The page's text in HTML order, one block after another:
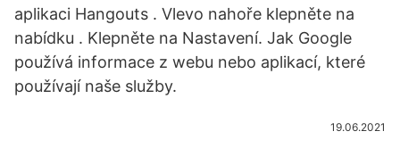
aplikaci Hangouts . Vlevo nahoře klepněte na
nabídku . Klepněte na Nastavení. Jak Google
používá informace z webu nebo aplikací, které
používají naše služby.
19.06.2021